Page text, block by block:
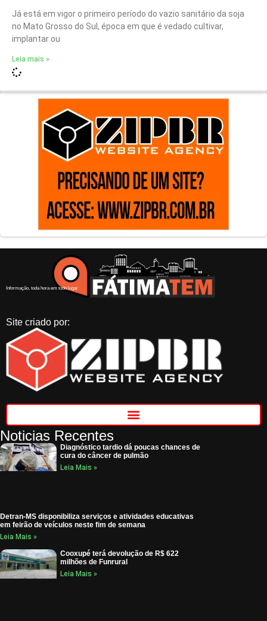
Já está em vigor o primeiro período do vazio sanitário da soja
no Mato Grosso do Sul, época em que é vedado cultivar,
implantar ou
Leia mais »
Informação, toda hora em todo lugar
Site criado por:
Noticias Recentes
Diagnóstico tardio dá poucas chances de
cura do câncer de pulmão
Leia Mais »
Detran-MS disponibiliza serviços e atividades educativas
em feirão de veículos neste fim de semana
Leia Mais »
Cooxupé terá devolução de R$ 622
milhões de Funrural
Leia Mais »